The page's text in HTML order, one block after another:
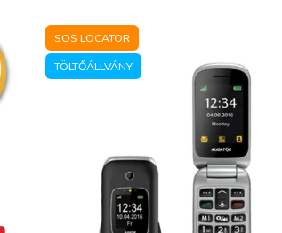
SOS LOCATOR
TÖLTŐÁLLVÁNY